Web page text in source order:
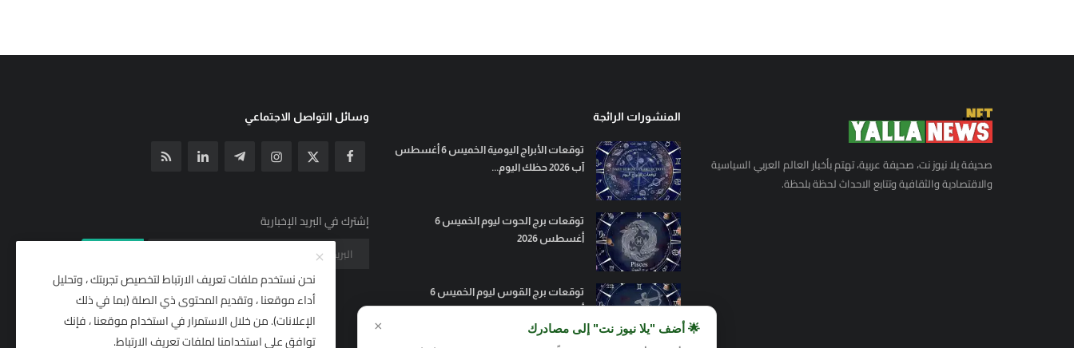
صحيفة يلا نيوز نت، صحيفة عربية، تهتم بأخبار العالم العربي السياسية
والاقتصادية والثقافية وتتابع الاحداث لحظة بلحظة.
المنشورات الرائجة
توقعات الأبراج اليومية الخميس 6 أغسطس
آب 2026 حظك اليوم...
توقعات برج الحوت ليوم الخميس 6
أغسطس 2026
توقعات برج القوس ليوم الخميس 6
أغسطس 2026
وسائل التواصل الاجتماعي
إشترك في البريد الإخبارية
نحن نستخدم ملفات تعريف الارتباط لتخصيص تجربتك ، وتحليل
أداء موقعنا ، وتقديم المحتوى ذي الصلة (بما في ذلك
الإعلانات). من خلال الاستمرار في استخدام موقعنا ، فإنك
توافق على استخدامنا لملفات تعريف الارتباط.
🌟 أضف "يلا نيوز نت" إلى مصادرك ×